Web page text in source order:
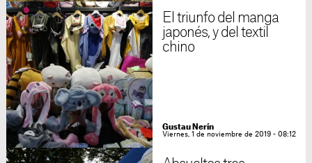
El triunfo del manga
japonés, y del textil
chino
Gustau Nerín
Viernes, 1 de noviembre de 2019 - 08:12